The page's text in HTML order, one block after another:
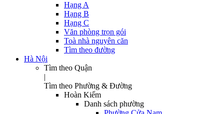
Hạng A
Hạng B
Hạng C
Văn phòng trọn gói
Toà nhà nguyên căn
Tìm theo đường
Hà Nội
Tìm theo Quận
|
Tìm theo Phường & Đường
Hoàn Kiếm
Danh sách phường